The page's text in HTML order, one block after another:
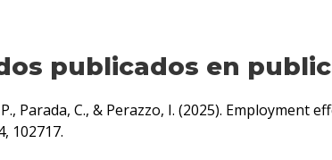
publicados en
Parada, C., & Perazzo, I. (2025). Employment
102717.